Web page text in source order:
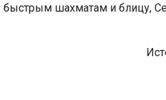
шахматам и блицу,